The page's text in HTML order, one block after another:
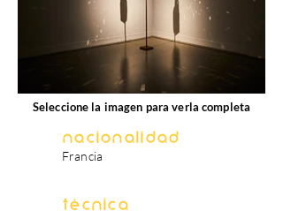
Seleccione la imagen para verla completa
Nacionalidad
Francia
Técnica